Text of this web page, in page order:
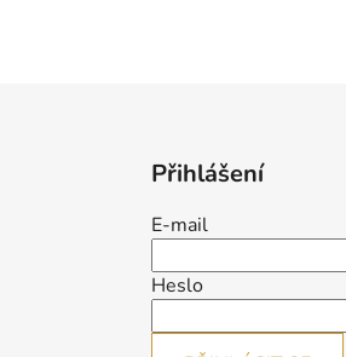
Přihlášení
E-mail
Heslo